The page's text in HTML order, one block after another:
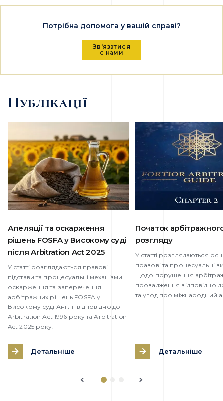
Потрібна допомога у вашій справі?
Зв'язатися
с нами
Публікації
Апеляції та оскарження
рішень FOSFA у Високому суді
після Arbitration Act 2025
У статті розглядаються правові
підстави та процесуальні механізми
оскарження та заперечення
арбітражних рішень FOSFA у
Високому суді Англії відповідно до
Arbitration Act 1996 року та Arbitration
Act 2025 року.
Детальніше
Початок
розгляду
У статті розглядаються
правові та процесуальні
щодо порушення
провадження відповідно
та угод про міжнародний
Детальніше